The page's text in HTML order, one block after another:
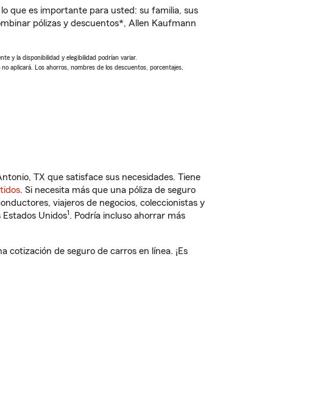
que es importante para usted: su familia, sus
pólizas y descuentos*, Allen Kaufmann
y la disponibilidad y elegibilidad podrían variar.
aplicará. Los ahorros, nombres de los descuentos, porcentajes,
TX que satisface sus necesidades. Tiene
. Si necesita más que una póliza de seguro
viajeros de negocios, coleccionistas y
Unidos1. Podría incluso ahorrar más
de seguro de carros en línea. ¡Es